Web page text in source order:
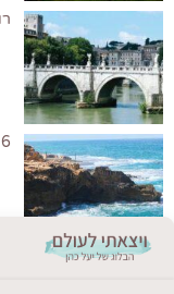
6 דברים שאפשר לעשות בראש הנקרה